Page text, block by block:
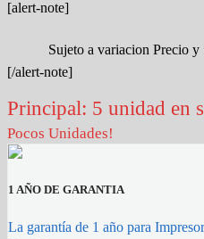
[alert-note]
Sujeto a variacion Precio y
[/alert-note]
Principal: 5 unidad en
Pocos Unidades!
1 AÑO DE GARANTIA
La garantía de 1 año para